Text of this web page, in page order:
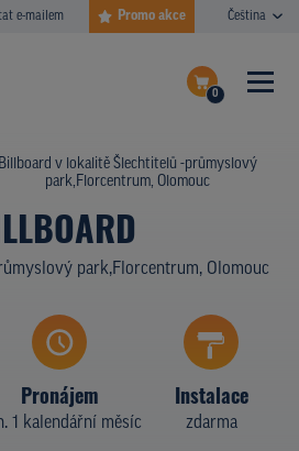
e-mailem Promo akce Čeština
0
Dokončit poptávku
ČASTÉ DOTAZY
PLOCHY V AKCI
TYPY NOSIČŮ
Z PRAXE
Billboard v lokalitě Šlechtitelů -průmyslový
park,Florcentrum, Olomouc
park,Florcentrum, Olomouc
Pronájem
1 kalendářní měsíc
Instalace
zdarma